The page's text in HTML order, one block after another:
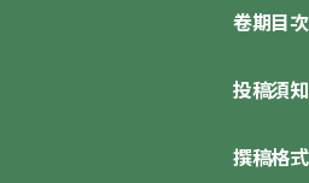
卷期目次
投稿須知
撰稿格式